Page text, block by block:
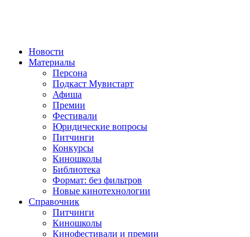
Новости
Материалы
Персона
Подкаст Мувистарт
Афиша
Премии
Фестивали
Юридические вопросы
Питчинги
Конкурсы
Киношколы
Библиотека
Формат: без фильтров
Новые кинотехнологии
Справочник
Питчинги
Киношколы
Кинофестивали и премии